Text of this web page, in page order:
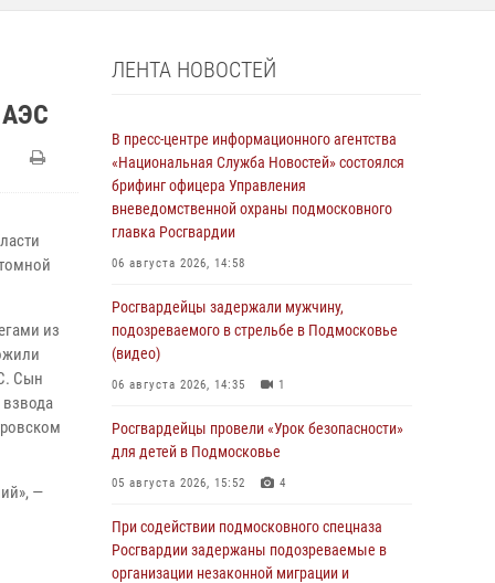
из
Сын
—
ЛЕНТА НОВОСТЕЙ
В пресс-центре информационного агентства
«Национальная Служба Новостей» состоялся
брифинг офицера Управления
вневедомственной охраны подмосковного
главка Росгвардии
06 августа 2026, 14:58
Росгвардейцы задержали мужчину,
подозреваемого в стрельбе в Подмосковье
(видео)
06 августа 2026, 14:35 1
Росгвардейцы провели «Урок безопасности»
для детей в Подмосковье
05 августа 2026, 15:52 4
При содействии подмосковного спецназа
Росгвардии задержаны подозреваемые в
организации незаконной миграции и